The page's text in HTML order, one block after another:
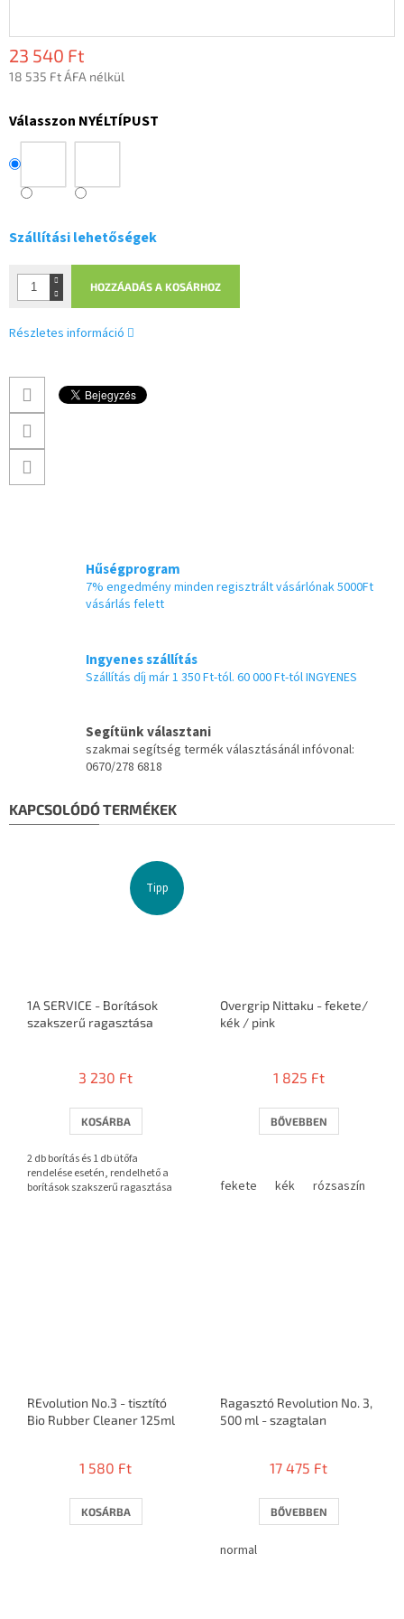
23 540 Ft
18 535 Ft ÁFA nélkül
Válasszon NYÉLTÍPUST
Szállítási lehetőségek
HOZZÁADÁS A KOSÁRHOZ
Részletes információ
Hűségprogram
7% engedmény minden regisztrált vásárlónak 5000Ft
vásárlás felett
Ingyenes szállítás
Szállítás díj már 1 350 Ft-tól. 60 000 Ft-tól INGYENES
Segítünk választani
szakmai segítség termék választásánál infóvonal:
0670/278 6818
KAPCSOLÓDÓ TERMÉKEK
Tipp
1A SERVICE - Borítások
szakszerű ragasztása
átlagos
5-
ből
csillag.
3 230 Ft
KOSÁRBA
2 db borítás és 1 db ütőfa
rendelése esetén, rendelhető a
borítások szakszerű ragasztása
Overgrip Nittaku - fekete/
kék / pink
átlagos
5-
ből
1 825 Ft
BŐVEBBEN
fekete kék rózsaszín
REvolution No.3 - tisztító
Bio Rubber Cleaner 125ml
1 580 Ft
KOSÁRBA
Ragasztó Revolution No. 3,
500 ml - szagtalan
17 475 Ft
BŐVEBBEN
normal